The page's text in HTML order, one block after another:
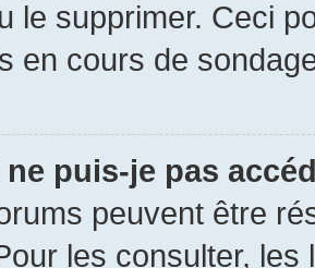
le supprimer. Ceci
en cours de
puis-je pas
peuvent être
les consulter,